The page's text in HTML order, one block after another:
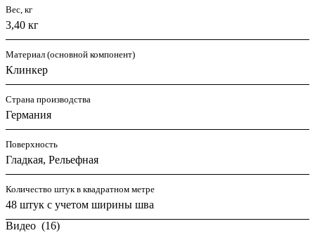
Вес, кг
3,40 кг
Материал (основной компонент)
Клинкер
Страна производства
Германия
Поверхность
Гладкая, Рельефная
Количество штук в квадратном метре
48 штук с учетом ширины шва
Видео (16)